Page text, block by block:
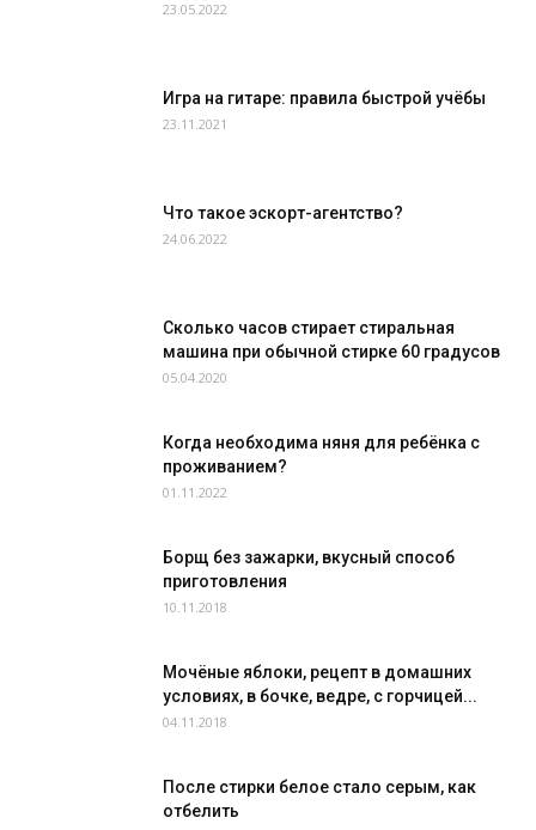
23.05.2022
Игра на гитаре: правила быстрой учёбы
23.11.2021
Что такое эскорт-агентство?
24.06.2022
Сколько часов стирает стиральная
машина при обычной стирке 60 градусов
05.04.2020
Когда необходима няня для ребёнка с
проживанием?
01.11.2022
Борщ без зажарки, вкусный способ
приготовления
10.11.2018
Мочёные яблоки, рецепт в домашних
условиях, в бочке, ведре, с горчицей...
04.11.2018
После стирки белое стало серым, как
отбелить